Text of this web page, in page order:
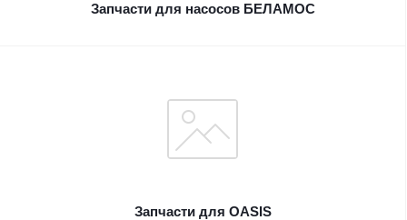
Запчасти для насосов БЕЛАМОС
Запчасти для OASIS